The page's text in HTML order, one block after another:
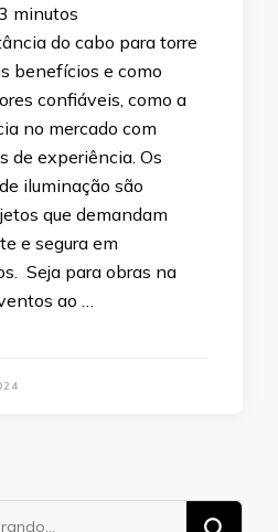
minutos
do cabo para torre
benefícios e como
confiáveis, como a
no mercado com
de experiência. Os
iluminação são
que demandam
e segura em
Seja para obras na
ao …